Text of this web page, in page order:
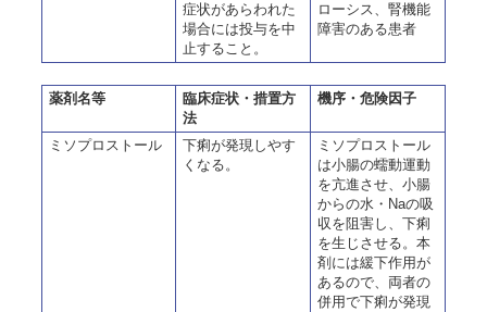
症状があらわれた
場合には投与を中
止すること。
ローシス、腎機能
障害のある患者
薬剤名等
臨床症状・措置方
法
機序・危険因子
ミソプロストール
下痢が発現しやす
くなる。
ミソプロストール
は小腸の蠕動運動
を亢進させ、小腸
からの水・Naの吸
収を阻害し、下痢
を生じさせる。本
剤には緩下作用が
あるので、両者の
併用で下痢が発現